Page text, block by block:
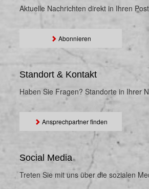
Aktuelle Nachrichten direkt in Ihren
Abonnieren
Standort & Kontakt
Haben Sie Fragen? Standorte in Ihrer
Ansprechpartner finden
Social Media
Treten Sie mit uns über die sozialen